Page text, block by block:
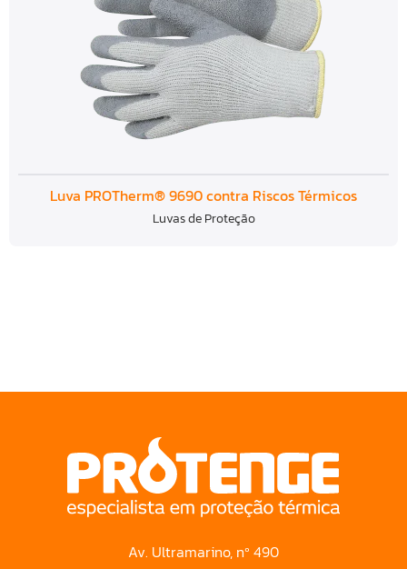
Luva PROTherm® 9690 contra Riscos Térmicos
Luvas de Proteção
Av. Ultramarino, nº 490